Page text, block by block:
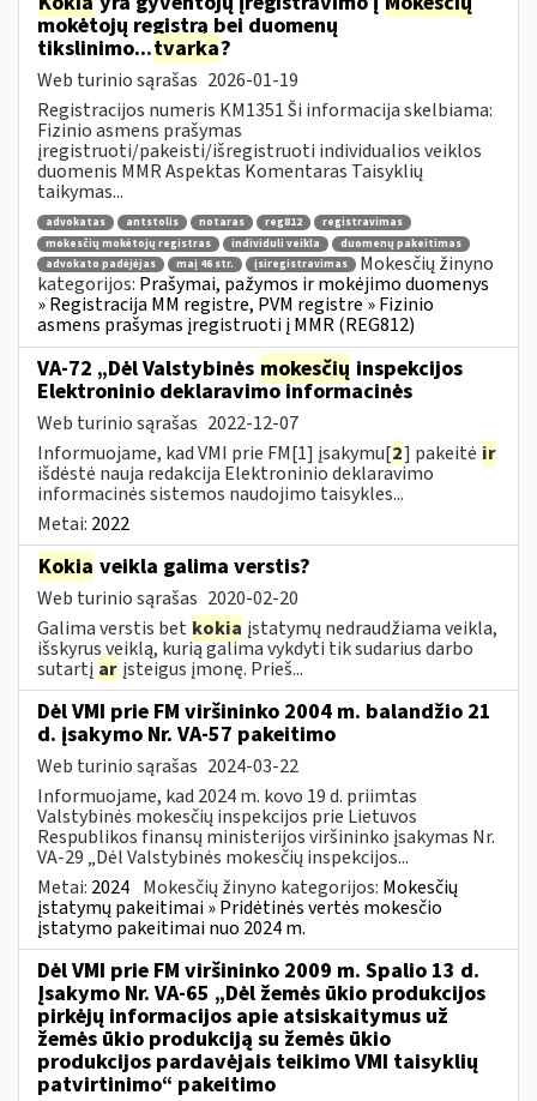
mokėtojų registrą bei duomenų
tikslinimo...tvarka?
Web turinio sąrašas 2026-01-19
Registracijos numeris KM1351 Ši informacija skelbiama:
Fizinio asmens prašymas
įregistruoti/pakeisti/išregistruoti individualios veiklos
duomenis MMR Aspektas Komentaras Taisyklių
taikymas...
advokatas antstolis notaras reg812
registravimas
mokesčių mokėtojų registras
individuli veikla
duomenų pakeitimas
advokato padėjėjas
maį 46 str. įsiregistravimas
Mokesčių žinyno
kategorijos: Prašymai, pažymos ir mokėjimo duomenys
» Registracija MM registre, PVM registre » Fizinio
asmens prašymas įregistruoti į MMR (REG812)
VA-72 „Dėl Valstybinės mokesčių inspekcijos
Elektroninio deklaravimo informacinės
Web turinio sąrašas 2022-12-07
Informuojame, kad VMI prie FM[1] įsakymu[2] pakeitė ir
išdėstė nauja redakcija Elektroninio deklaravimo
informacinės sistemos naudojimo taisykles...
Metai: 2022
Kokia veikla galima verstis?
Web turinio sąrašas 2020-02-20
Galima verstis bet kokia įstatymų nedraudžiama veikla,
išskyrus veiklą, kurią galima vykdyti tik sudarius darbo
sutartį ar įsteigus įmonę. Prieš...
Dėl VMI prie FM viršininko 2004 m. balandžio 21
d. įsakymo Nr. VA-57 pakeitimo
Web turinio sąrašas 2024-03-22
Informuojame, kad 2024 m. kovo 19 d. priimtas
Valstybinės mokesčių inspekcijos prie Lietuvos
Respublikos finansų ministerijos viršininko įsakymas Nr.
VA-29 „Dėl Valstybinės mokesčių inspekcijos...
Metai: 2024 Mokesčių žinyno kategorijos: Mokesčių
įstatymų pakeitimai » Pridėtinės vertės mokesčio
įstatymo pakeitimai nuo 2024 m.
Dėl VMI prie FM viršininko 2009 m. Spalio 13 d.
Įsakymo Nr. VA-65 „Dėl žemės ūkio produkcijos
pirkėjų informacijos apie atsiskaitymus už
žemės ūkio produkciją su žemės ūkio
produkcijos pardavėjais teikimo VMI taisyklių
patvirtinimo“ pakeitimo